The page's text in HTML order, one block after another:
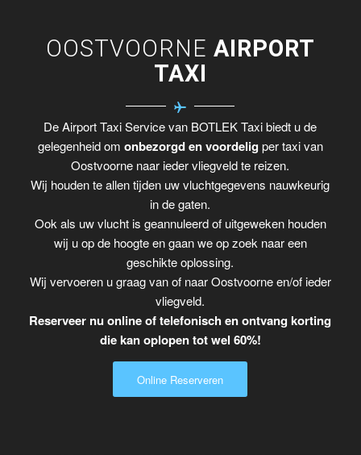
OOSTVOORNE AIRPORT
TAXI
De Airport Taxi Service van BOTLEK Taxi biedt u de
gelegenheid om onbezorgd en voordelig per taxi van
Oostvoorne naar ieder vliegveld te reizen.
Wij houden te allen tijden uw vluchtgegevens nauwkeurig
in de gaten.
Ook als uw vlucht is geannuleerd of uitgeweken houden
wij u op de hoogte en gaan we op zoek naar een
geschikte oplossing.
Wij vervoeren u graag van of naar Oostvoorne en/of ieder
vliegveld.
Reserveer nu online of telefonisch en ontvang korting
die kan oplopen tot wel 60%!
Online Reserveren